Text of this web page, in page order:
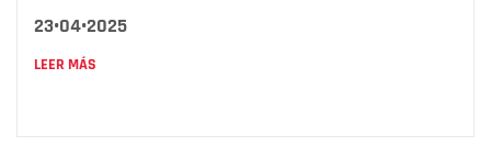
23•04•2025
LEER MÁS